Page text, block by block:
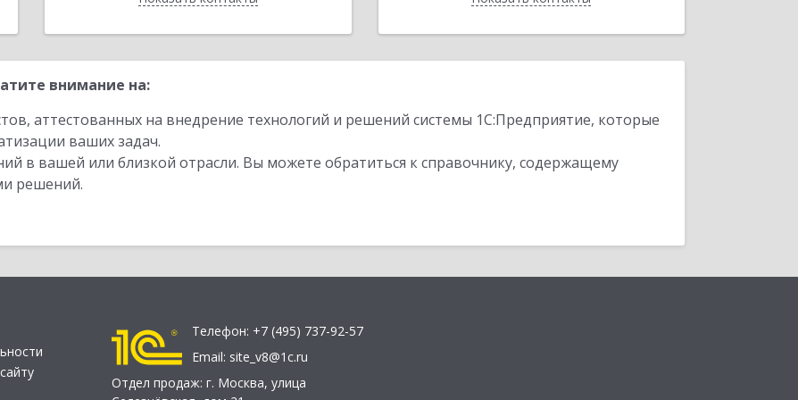
внимание на:
аттестованных на внедрение технологий и решений системы 1С:Предприятие, которые
ваших задач.
в вашей или близкой отрасли. Вы можете обратиться к справочнику, содержащему
решений.
Телефон: +7 (495) 737-92-57
Email: site_v8@1c.ru
Отдел продаж: г. Москва, улица